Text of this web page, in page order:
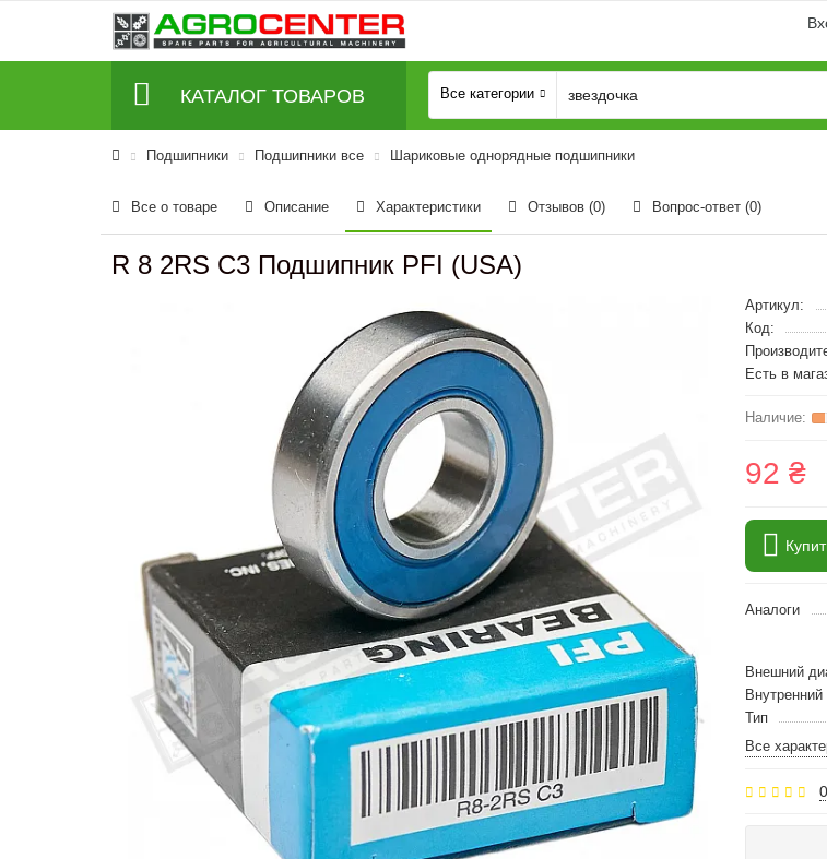
КАТАЛОГ ТОВАРОВ Все категории
Подшипники Подшипники все Шариковые однорядные подшипники
Все о товаре Описание Характеристики Отзывов (0) Вопрос-ответ (0)
R 8 2RS C3 Подшипник PFI (USA)
Артикул:
Код:
Есть в
92 ₴
Аналоги
Внешний
Тип
Все